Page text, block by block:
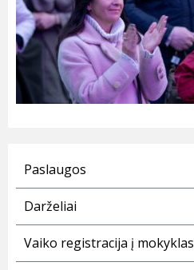
Paslaugos
Darželiai
Vaiko registracija į mokyklas